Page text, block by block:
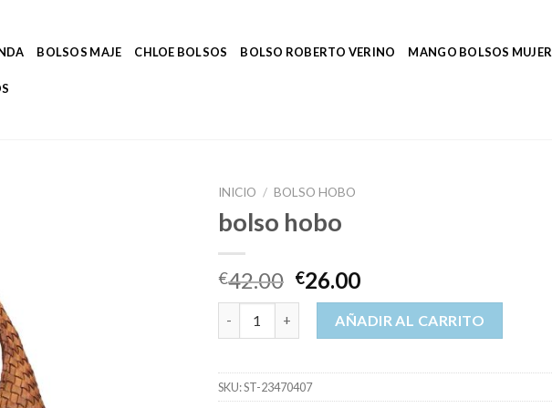
BOLSOS MAJE CHLOE BOLSOS BOLSO ROBERTO VERINO MANGO BOLSOS MUJER
INICIO / BOLSO HOBO
bolso hobo
€42.00 €26.00
AÑADIR AL CARRITO
SKU:ST-23470407